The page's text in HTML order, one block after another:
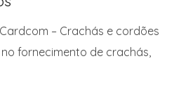
– Crachás e cordões
fornecimento de crachás,